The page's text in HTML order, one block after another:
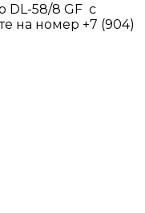
DL-58/8 GF с
на номер +7 (904)